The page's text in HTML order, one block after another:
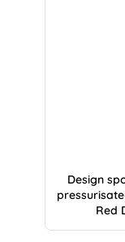
Design
Red